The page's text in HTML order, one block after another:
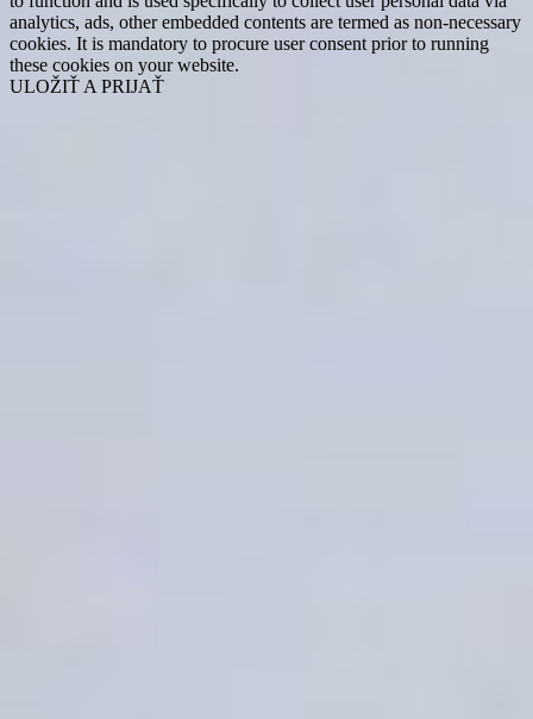
analytics, ads, other embedded contents are termed as non-necessary
cookies. It is mandatory to procure user consent prior to running
these cookies on your website.
ULOŽIŤ A PRIJAŤ